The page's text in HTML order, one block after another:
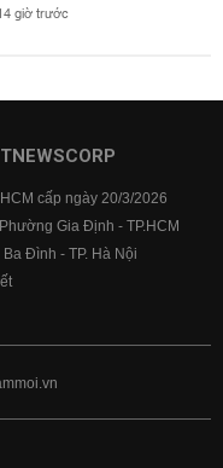
giờ trước
cấp ngày 20/3/2026
Gia Định - TP.HCM
Đình - TP. Hà Nội